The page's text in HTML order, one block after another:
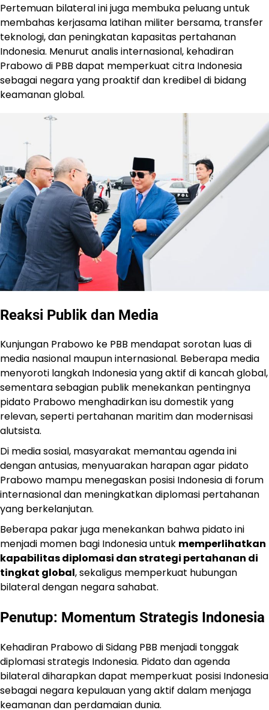
Pertemuan bilateral ini juga membuka peluang untuk
membahas kerjasama latihan militer bersama, transfer
teknologi, dan peningkatan kapasitas pertahanan
Indonesia. Menurut analis internasional, kehadiran
Prabowo di PBB dapat memperkuat citra Indonesia
sebagai negara yang proaktif dan kredibel di bidang
keamanan global.
Reaksi Publik dan Media
Kunjungan Prabowo ke PBB mendapat sorotan luas di
media nasional maupun internasional. Beberapa media
menyoroti langkah Indonesia yang aktif di kancah global,
sementara sebagian publik menekankan pentingnya
pidato Prabowo menghadirkan isu domestik yang
relevan, seperti pertahanan maritim dan modernisasi
alutsista.
Di media sosial, masyarakat memantau agenda ini
dengan antusias, menyuarakan harapan agar pidato
Prabowo mampu menegaskan posisi Indonesia di forum
internasional dan meningkatkan diplomasi pertahanan
yang berkelanjutan.
Beberapa pakar juga menekankan bahwa pidato ini
menjadi momen bagi Indonesia untuk memperlihatkan
kapabilitas diplomasi dan strategi pertahanan di
tingkat global, sekaligus memperkuat hubungan
bilateral dengan negara sahabat.
Penutup: Momentum Strategis Indonesia
Kehadiran Prabowo di Sidang PBB menjadi tonggak
diplomasi strategis Indonesia. Pidato dan agenda
bilateral diharapkan dapat memperkuat posisi Indonesia
sebagai negara kepulauan yang aktif dalam menjaga
keamanan dan perdamaian dunia.